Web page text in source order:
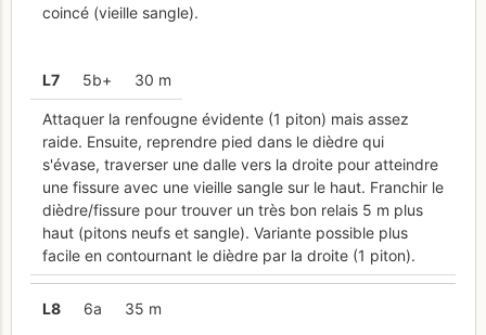
coincé (vieille sangle).
L7 5b+ 30 m
Attaquer la renfougne évidente (1 piton) mais assez
raide. Ensuite, reprendre pied dans le dièdre qui
s'évase, traverser une dalle vers la droite pour atteindre
une fissure avec une vieille sangle sur le haut. Franchir le
dièdre/fissure pour trouver un très bon relais 5 m plus
haut (pitons neufs et sangle). Variante possible plus
facile en contournant le dièdre par la droite (1 piton).
L8 6a 35 m